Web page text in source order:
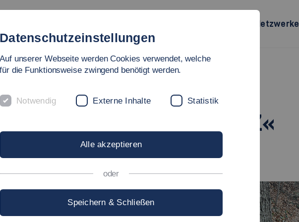
Netzwerke
»KERSTIN STEINMETZ«
- Soziale Arbeit, Bildung und Pflege
bis 2010 an der Hochschule Esslingen am
Bildung und Erziehung in der Kindheit.
Datenschutzeinstellungen
Auf unserer Webseite werden Cookies verwendet, welche
für die Funktionsweise zwingend benötigt werden.
Notwendig Externe Inhalte Statistik
Alle akzeptieren
oder
Speichern & Schließen